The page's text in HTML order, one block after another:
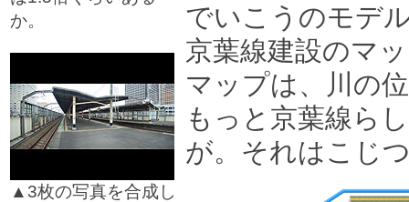
か。
▲3枚の写真を合成し
でいこうのモデ
京葉線建設のマ
マップは、川の
もっと京葉線ら
が。それはこじ